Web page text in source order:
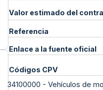
Valor estimado del
Referencia
Enlace a la fuente oficial
Códigos CPV
34100000 - Vehículos de